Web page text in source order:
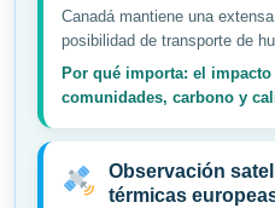
Canadá mantiene una
posibilidad de transporte de
Por qué importa: el
comunidades, carbono y
Observación
térmicas